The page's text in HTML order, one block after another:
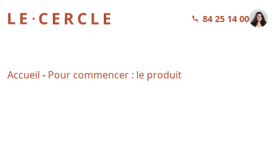
01 84 25 14 00
Accueil - Pour commencer : le produit